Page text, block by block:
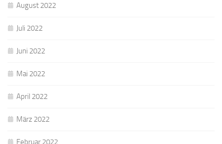
August 2022
Juli 2022
Juni 2022
Mai 2022
April 2022
März 2022
Februar 2022